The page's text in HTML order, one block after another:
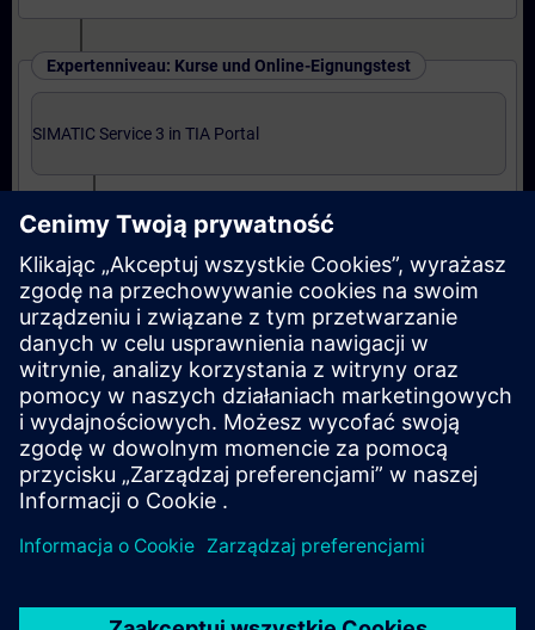
Expertenniveau: Kurse und Online-Eignungstest
SIMATIC Service 3 in TIA Portal
SIMATIC Service 3 in TIA Portal (Präsenz-Training)
Abschließende Zertifizierung
Automatisierungstechniker/in Service entspr.
ZVEI in TIA Portal (Präsenz-Test)